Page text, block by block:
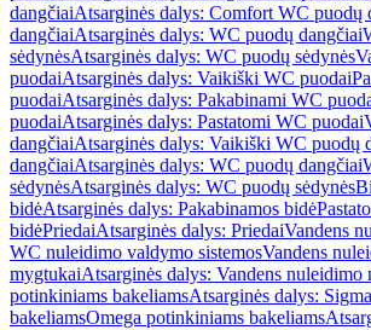
dangčiaiAtsarginės dalys: Comfort WC puodų
dangčiaiAtsarginės dalys: WC puodų dangčiai
sėdynėsAtsarginės dalys: WC puodų sėdynės
puodaiAtsarginės dalys: Vaikiški WC puodai
puodaiAtsarginės dalys: Pakabinami WC
puodaiAtsarginės dalys: Pastatomi WC puodai
dangčiaiAtsarginės dalys: Vaikiški WC puodų
dangčiaiAtsarginės dalys: WC puodų dangčiai
sėdynėsAtsarginės dalys: WC puodų sėdynės
bidėAtsarginės dalys: Pakabinamos bidė
bidėPriedaiAtsarginės dalys: PriedaiVandens
WC nuleidimo valdymo sistemosVandens
mygtukaiAtsarginės dalys: Vandens nuleidimo
potinkiniams bakeliamsAtsarginės dalys:
bakeliamsOmega potinkiniams bakeliams